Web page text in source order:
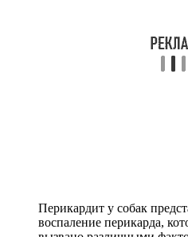
Перикардит у собак
воспаление перикарда,